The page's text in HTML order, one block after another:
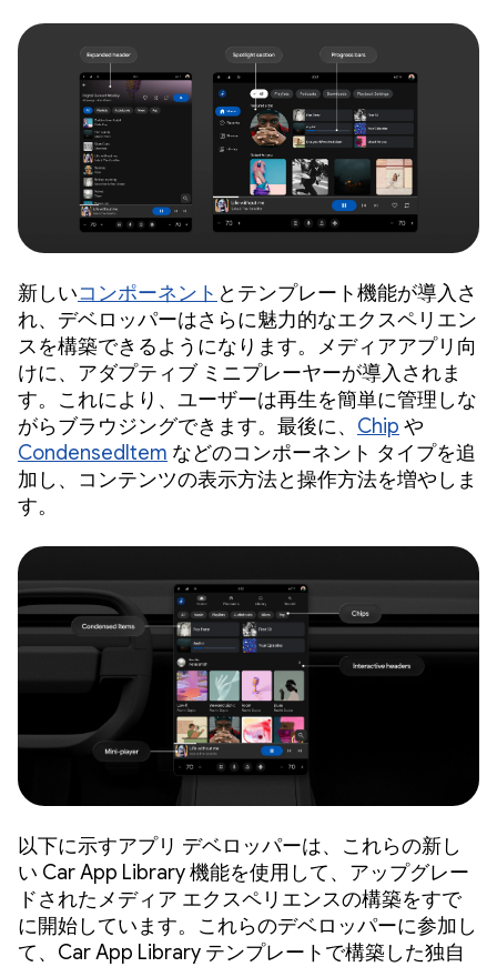
新しいコンポーネント とテンプレート機能が導入さ
れ、デベロッパーはさらに魅力的なエクスペリエン
スを構築できるようになります。メディアアプリ向
けに、アダプティブ ミニプレーヤーが導入されま
す。これにより、ユーザーは再生を簡単に管理しな
がらブラウジングできます。最後に、 Chip や
CondensedItem などのコンポーネント タイプを追
加し、コンテンツの表示方法と操作方法を増やしま
す。
以下に示すアプリ デベロッパーは、これらの新し
い Car App Library 機能を使用して、アップグレー
ドされたメディア エクスペリエンスの構築をすで
に開始しています。これらのデベロッパーに参加し
て、Car App Library テンプレートで構築した独自